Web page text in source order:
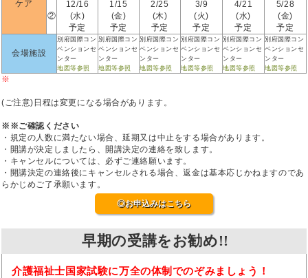
ケア
②
12/16
(水)
予定
1/15
(金)
予定
2/25
(木)
予定
3/9
(火)
予定
4/21
(水)
予定
5/28
(金)
予定
会場施設
別府国際コン
ベンションセ
ンター
地図等参照
別府国際コン
ベンションセ
ンター
地図等参照
別府国際コン
ベンションセ
ンター
地図等参照
別府国際コン
ベンションセ
ンター
地図等参照
別府国際コン
ベンションセ
ンター
地図等参照
別府国際コン
ベンションセ
ンター
地図等参照
※
(ご注意)日程は変更になる場合があります。
※※ご確認ください
・規定の人数に満たない場合、延期又は中止をする場合があります。
・開講が決定しましたら、開講決定の連絡を致します。
・キャンセルについては、必ずご連絡願います。
・開講決定の連絡後にキャンセルされる場合、返金は基本応じかねますのであ
らかじめご了承願います。
◎お申込みはこちら
早期の受講をお勧め!!
介護福祉士国家試験に万全の体制でのぞみましょう！